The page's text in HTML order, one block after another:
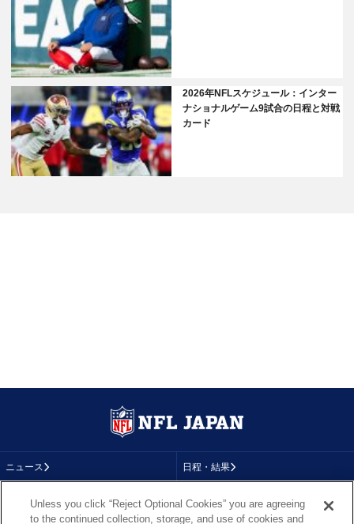
2026年NFLスケジュール：インター
ナショナルゲーム9試合の日程と対戦
カード
ニュース 日程・結果
コラム テレビ
Unless you click “Reject Optional Cookies” you are agreeing
to the continued collection, storage, and use of cookies and